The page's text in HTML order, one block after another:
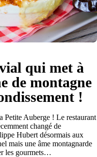
qui met à
de montagne
!
Petite Auberge ! Le restaurant
changé de
Hubert désormais aux
mais une âme montagnarde
les gourmets…